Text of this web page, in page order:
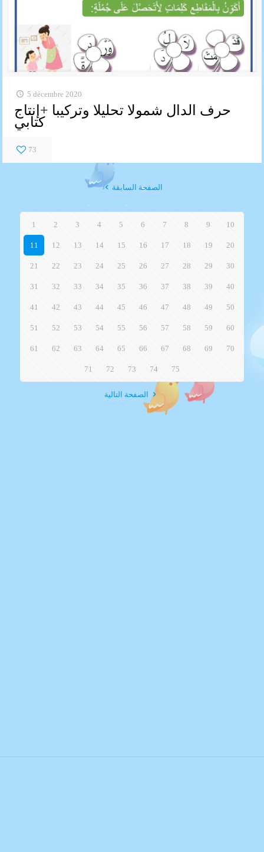
5 décembre 2020
حرف الدال شمولا تحليلا وتركيبا +إنتاج
كتابي
73
الصفحة السابقة
1 2 3 4 5 6 7 8 9 10
11 12 13 14 15 16 17 18 19 20
21 22 23 24 25 26 27 28 29 30
31 32 33 34 35 36 37 38 39 40
41 42 43 44 45 46 47 48 49 50
51 52 53 54 55 56 57 58 59 60
61 62 63 64 65 66 67 68 69 70
71 72 73 74 75
الصفحة التالية